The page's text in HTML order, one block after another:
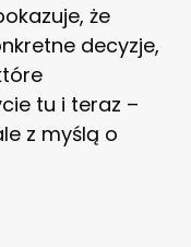
że
decyzje,
tu i teraz –
z myślą o